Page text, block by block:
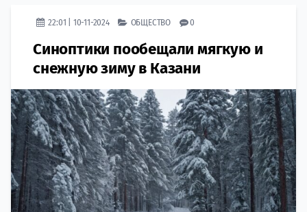
22:01 | 10-11-2024 ОБЩЕСТВО 0
Синоптики пообещали мягкую и
снежную зиму в Казани